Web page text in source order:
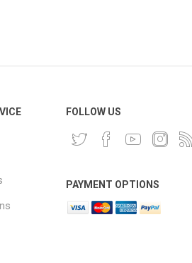
FOLLOW US
PAYMENT OPTIONS